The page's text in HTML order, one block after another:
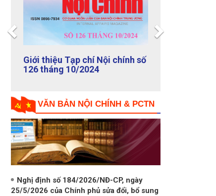
Giới thiệu Tạp chí Nội chính số
125 tháng 9/2024
Previous
VĂN BẢN NỘI CHÍNH & PCTN
Nghị định số 184/2026/NĐ-CP, ngày
25/5/2026 của Chính phủ sửa đổi, bổ sung